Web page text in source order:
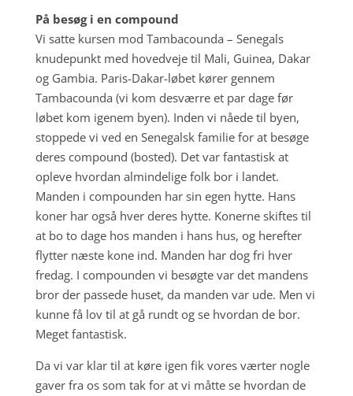
På besøg i en compound
Vi satte kursen mod Tambacounda – Senegals
knudepunkt med hovedveje til Mali, Guinea, Dakar
og Gambia. Paris-Dakar-løbet kører gennem
Tambacounda (vi kom desværre et par dage før
løbet kom igenem byen). Inden vi nåede til byen,
stoppede vi ved en Senegalsk familie for at besøge
deres compound (bosted). Det var fantastisk at
opleve hvordan almindelige folk bor i landet.
Manden i compounden har sin egen hytte. Hans
koner har også hver deres hytte. Konerne skiftes til
at bo to dage hos manden i hans hus, og herefter
flytter næste kone ind. Manden har dog fri hver
fredag. I compounden vi besøgte var det mandens
bror der passede huset, da manden var ude. Men vi
kunne få lov til at gå rundt og se hvordan de bor.
Meget fantastisk.
Da vi var klar til at køre igen fik vores værter nogle
gaver fra os som tak for at vi måtte se hvordan de